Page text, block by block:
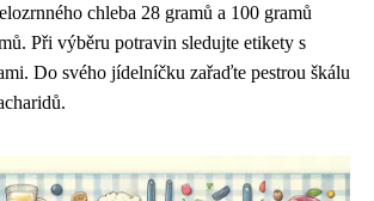
chleba 28 gramů a 100 gramů
Při výběru potravin sledujte etikety s
Do svého jídelníčku zařaďte pestrou škálu